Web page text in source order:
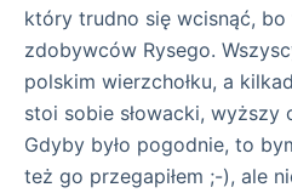
który trudno się wcisnąć,
zdobywców Rysego.
polskim wierzchołku, a
stoi sobie słowacki, wyższy
Gdyby było pogodnie, to
też go przegapiłem ;-), ale